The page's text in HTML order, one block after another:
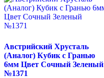
Австрийский Хрусталь
(Аналог) Кубик с Гранью
6мм Цвет Сочный Зеленый
№1371